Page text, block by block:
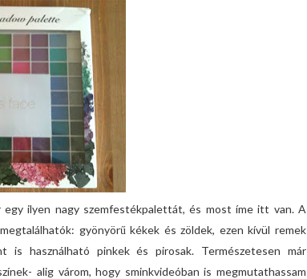
ilyen nagy szemfestékpalettát, és most íme itt van. A
gyönyörű kékek és zöldek, ezen kívül remek
is használható pinkek és pirosak. Természetesen már
alig várom, hogy sminkvideóban is megmutathassam